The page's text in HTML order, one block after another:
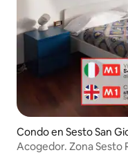
Condo en Sesto San
Acogedor. Zona